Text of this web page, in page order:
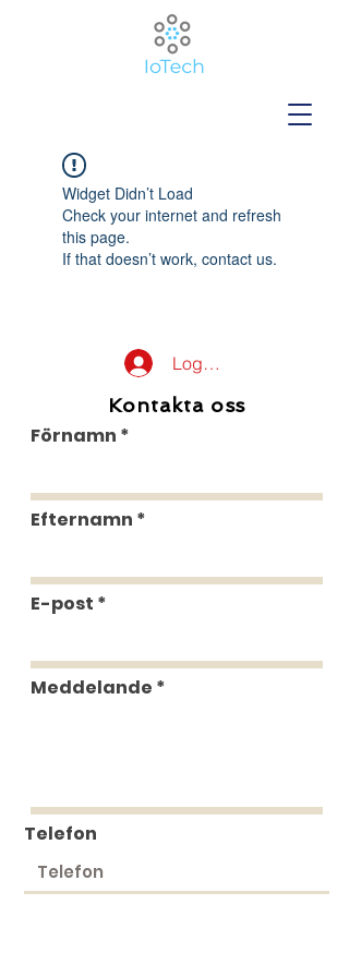
Widget Didn’t Load
Check your internet and refresh
this page.
If that doesn’t work, contact us.
Logga in
Kontakta oss
Förnamn
Efternamn
E-post
Meddelande
Telefon